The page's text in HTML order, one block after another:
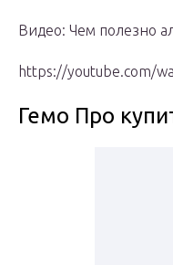
Видео: Чем полезно
https://youtube.com/
Гемо Про